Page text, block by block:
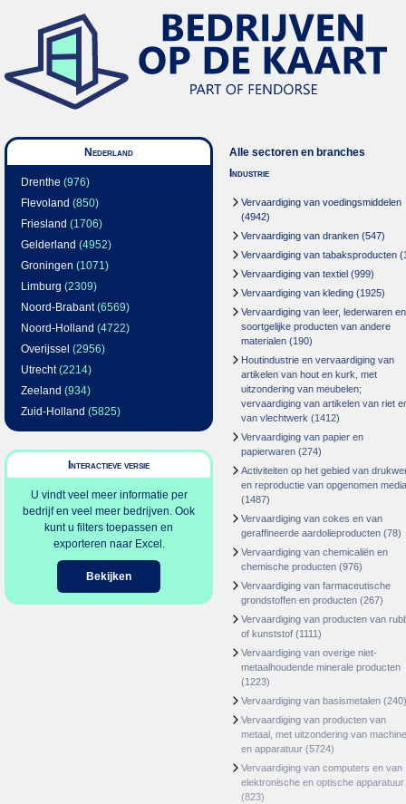
Nederland
Drenthe (976)
Flevoland (850)
Friesland (1706)
Gelderland (4952)
Groningen (1071)
Limburg (2309)
Noord-Brabant(6569)
Noord-Holland (4722)
Overijssel (2956)
Utrecht(2214)
Zeeland (934)
Zuid-Holland (5825)
Interactieve versie
U vindt veel meer informatie per
bedrijf en veel meer bedrijven. Ook
kunt u filters toepassen en
exporteren naar Excel.
Bekijken
Alle sectoren en branches
Industrie
Vervaardiging van voedingsmiddelen
(4942)
Vervaardiging van dranken (547)
Vervaardiging van tabaksproducten
Vervaardiging van textiel (999)
Vervaardiging van kleding (1925)
Vervaardiging van leer, lederwaren en
soortgelijke producten van andere
materialen (190)
Houtindustrie en vervaardiging van
artikelen van hout en kurk, met
uitzondering van meubelen;
vervaardiging van artikelen van riet
van vlechtwerk (1412)
Vervaardiging van papier en
papierwaren (274)
Activiteiten op het gebied van
en reproductie van opgenomen media
(1487)
Vervaardiging van cokes en van
geraffineerde aardolieproducten (78)
Vervaardiging van chemicaliën en
chemische producten (976)
Vervaardiging van farmaceutische
grondstoffen en producten (267)
Vervaardiging van producten van
of kunststof (1111)
Vervaardiging van overige niet-
metaalhoudende minerale producten
(1223)
Vervaardiging van basismetalen (240)
Vervaardiging van producten van
metaal, met uitzondering van
en apparatuur (5724)
Vervaardiging van computers en van
elektronische en optische apparatuur
(823)